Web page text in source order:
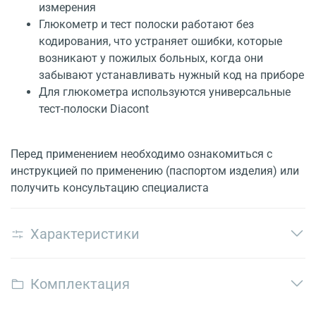
измерения
Глюкометр и тест полоски работают без
кодирования, что устраняет ошибки, которые
возникают у пожилых больных, когда они
забывают устанавливать нужный код на приборе
Для глюкометра используются универсальные
тест-полоски Diacont
Перед применением необходимо ознакомиться с
инструкцией по применению (паспортом изделия) или
получить консультацию специалиста
Характеристики
Комплектация